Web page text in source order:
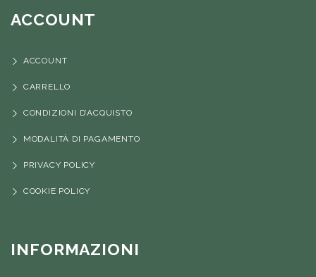
ACCOUNT
ACCOUNT
CARRELLO
CONDIZIONI D’ACQUISTO
MODALITÀ DI PAGAMENTO
PRIVACY POLICY
COOKIE POLICY
INFORMAZIONI